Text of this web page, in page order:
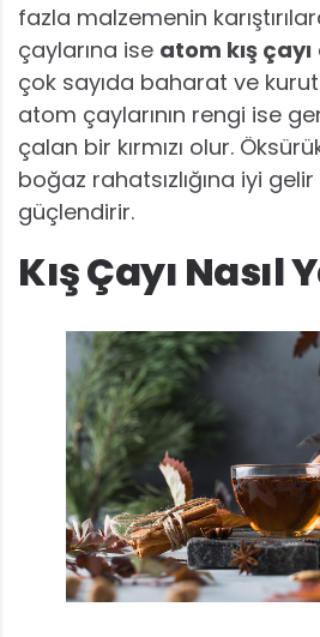
fazla malzemenin
çaylarına ise atom kış çayı
çok sayıda baharat ve
atom çaylarının rengi ise
çalan bir kırmızı olur.
boğaz rahatsızlığına iyi gelir
güçlendirir.
Kış Çayı Nasıl